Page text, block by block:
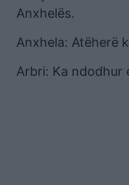
Anxhelës.
Anxhela: Atëherë
Arbri: Ka ndodhur